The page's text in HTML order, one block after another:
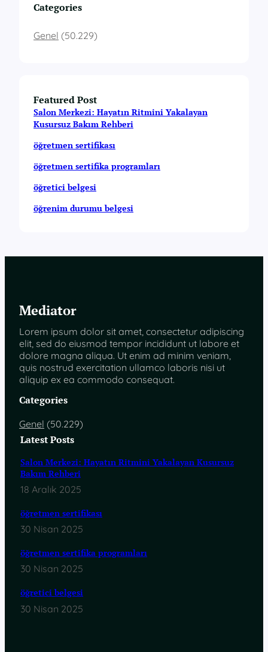
Categories
Genel (50.229)
Featured Post
Salon Merkezi: Hayatın Ritmini Yakalayan
Kusursuz Bakım Rehberi
öğretmen sertifikası
öğretmen sertifika programları
öğretici belgesi
öğrenim durumu belgesi
Mediator
Lorem ipsum dolor sit amet, consectetur adipiscing
elit, sed do eiusmod tempor incididunt ut labore et
dolore magna aliqua. Ut enim ad minim veniam,
quis nostrud exercitation ullamco laboris nisi ut
aliquip ex ea commodo consequat.
Categories
Genel (50.229)
Latest Posts
Salon Merkezi: Hayatın Ritmini Yakalayan Kusursuz
Bakım Rehberi
18 Aralık 2025
öğretmen sertifikası
30 Nisan 2025
öğretmen sertifika programları
30 Nisan 2025
öğretici belgesi
30 Nisan 2025